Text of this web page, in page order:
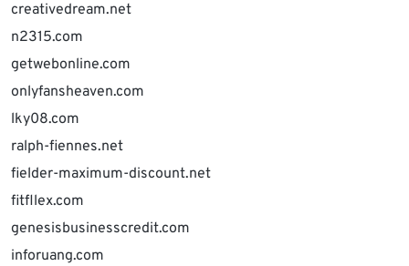
creativedream.net
n2315.com
getwebonline.com
onlyfansheaven.com
lky08.com
ralph-fiennes.net
fielder-maximum-discount.net
fitfllex.com
genesisbusinesscredit.com
inforuang.com